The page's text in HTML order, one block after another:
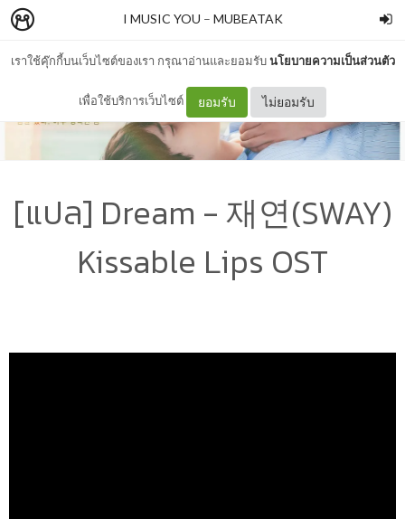
เราใช้คุ๊กกี้บนเว็บไซต์ของเรา กรุณาอ่านและยอมรับนโยบายความเป็นส่วนตัว
เพื่อใช้บริการเว็บไซต์ ยอมรับ ไม่ยอมรับ
I MUSIC YOU – MUBEATAK
[แปล] Dream - 재연(SWAY)
Kissable Lips OST